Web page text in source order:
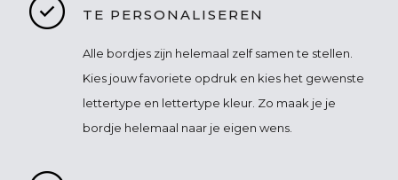
TE PERSONALISEREN
Alle bordjes zijn helemaal zelf samen te stellen.
Kies jouw favoriete opdruk en kies het gewenste
lettertype en lettertype kleur. Zo maak je je
bordje helemaal naar je eigen wens.